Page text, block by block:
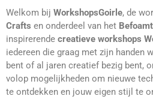
Photo Album
Over ons
Webshop
Welkom bij WorkshopsGoirle, de
Crafts en onderdeel van het
inspirerende creatieve workshops
iedereen die graag met zijn handen
bent of al jaren creatief bezig bent,
volop mogelijkheden om nieuwe
te ontdekken en jouw eigen stijl te